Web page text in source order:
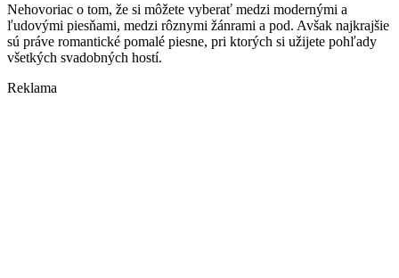
Nehovoriac o tom, že si môžete vyberať medzi modernými a
ľudovými piesňami, medzi rôznymi žánrami a pod. Avšak najkrajšie
sú práve romantické pomalé piesne, pri ktorých si užijete pohľady
všetkých svadobných hostí.
Reklama